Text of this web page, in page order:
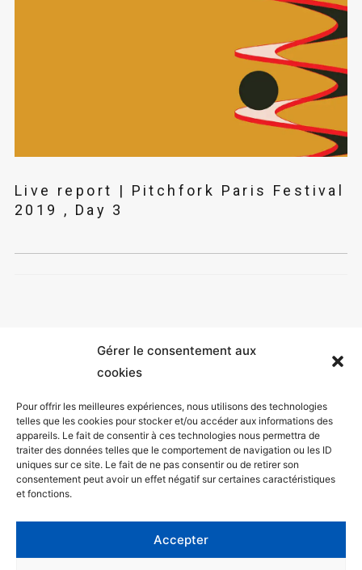
Gérer le consentement aux
cookies
Pour offrir les meilleures expériences, nous utilisons des technologies
telles que les cookies pour stocker et/ou accéder aux informations des
appareils. Le fait de consentir à ces technologies nous permettra de
traiter des données telles que le comportement de navigation ou les ID
uniques sur ce site. Le fait de ne pas consentir ou de retirer son
consentement peut avoir un effet négatif sur certaines caractéristiques
et fonctions.
Accepter
Live report | Pitchfork Paris Festival
2019 , Day 3
Mentions légales
Politique de confidentialité